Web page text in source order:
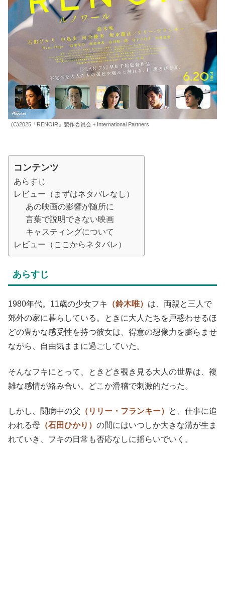
(C)2025「RENOIR」製作委員会＋International Partners
コンテンツ
あらすじ
レビュー（まずはネタバレなし）
あの映画の影響が随所に
言葉で説明できない映画
キャスティングについて
レビュー（ここからネタバレ）
あらすじ
1980年代。11歳の少女フキ （鈴木唯） は、両親と三人で
郊外の家に暮らしている。ときに大人たちを戸惑わせるほ
どの豊かな感受性を持つ彼女は、得意の想像力を膨らませ
ながら、自由気ままに過ごしていた。
そんなフキにとって、ときどき覗き見る大人の世界は、複
雑な感情が絡み合い、どこか滑稽で刺激的だった。
しかし、闘病中の父 （リリー・フランキー）
と、仕事に追
われる母 （石田ひかり） の間にはいつしか大きな溝が生ま
れていき、フキの日常も否応なしに揺らいでいく。